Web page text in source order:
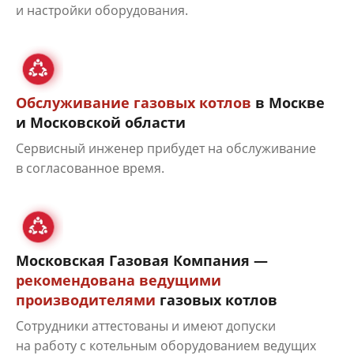
и настройки оборудования.
Обслуживание газовых котлов в Москве
и Московской области
Сервисный инженер прибудет на обслуживание
в согласованное время.
Московская Газовая Компания —
рекомендована ведущими
производителями газовых котлов
Сотрудники аттестованы и имеют допуски
на работу с котельным оборудованием ведущих